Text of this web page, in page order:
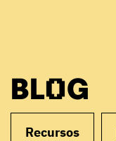
BLOG
Recursos